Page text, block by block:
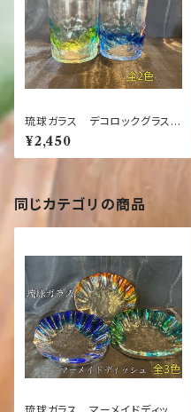
琉球ガラス デコロックグラス
全2色【沖縄】【ガラス】【グラス】
【お土産】【インテリア】【お酒】
【ギフト】【ブルー】【グリーン】
¥2,450
同じカテゴリの商品